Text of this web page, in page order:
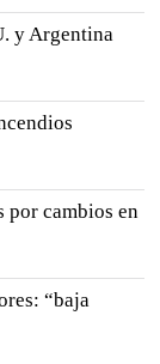
y Argentina
cambios en
“baja